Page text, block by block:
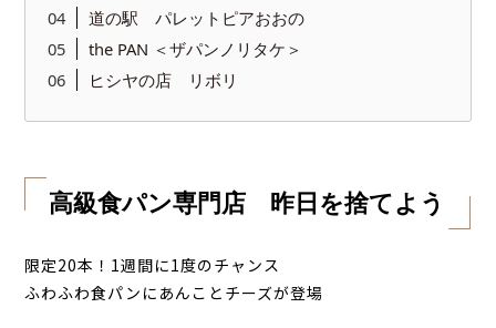
道の駅 パレットピアおおの
the PAN ＜ザパンノリタケ＞
ヒシヤの店 リボリ
高級食パン専門店 昨日を捨てよう
限定20本！1週間に1度のチャンス
ふわふわ食パンにあんことチーズが登場